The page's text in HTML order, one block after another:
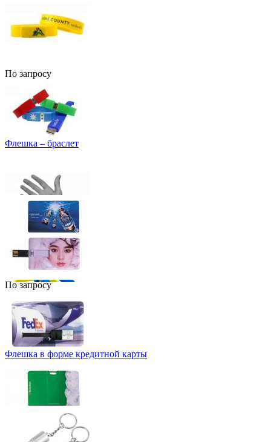
По запросу
Флешка – браслет
По запросу
Флешка в форме кредитной карты